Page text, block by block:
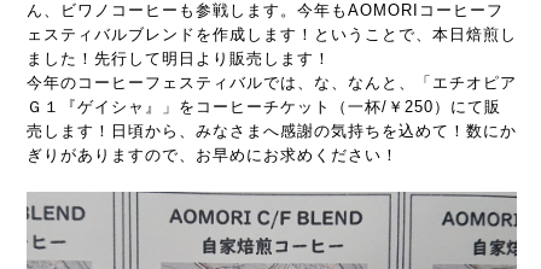
ん、ビワノコーヒーも参戦します。今年もAOMORIコーヒーフ
ェスティバルブレンドを作成します！ということで、本日焙煎し
ました！先行して明日より販売します！
今年のコーヒーフェスティバルでは、な、なんと、「エチオピア
Ｇ１『ゲイシャ』」をコーヒーチケット（一杯/￥250）にて販
売します！日頃から、みなさまへ感謝の気持ちを込めて！数にか
ぎりがありますので、お早めにお求めください！